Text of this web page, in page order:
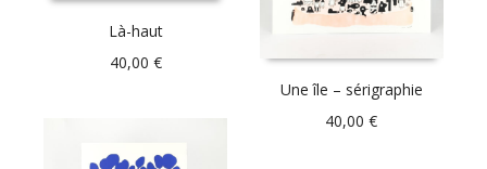
Là-haut
40,00 €
Une île – sérigraphie
40,00€